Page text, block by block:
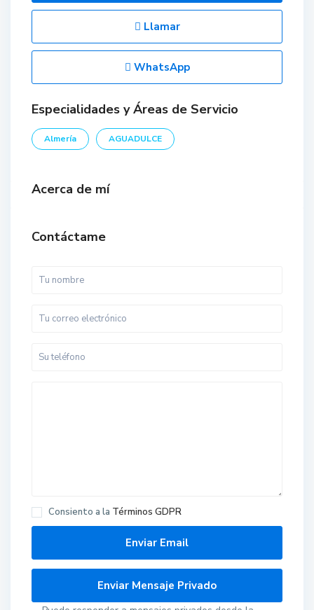
Llamar
WhatsApp
Especialidades y Áreas de Servicio
Almería AGUADULCE
Acerca de mí
Contáctame
Consiento a la Términos GDPR